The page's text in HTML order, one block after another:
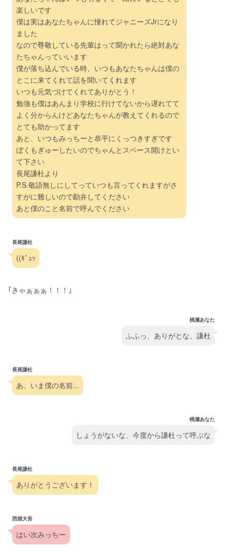
楽しいです
僕は実はあなたちゃんに憧れてジャニーズJrになり
ました
なので尊敬している先輩はって聞かれたら絶対あな
たちゃんっていいます
僕が落ち込んでいる時、いつもあなたちゃんは僕の
とこに来てくれて話を聞いてくれます
いつも元気づけてくれてありがとう！
勉強も僕はあんまり学校に行けてないから遅れてて
よく分からんけどあなたちゃんが教えてくれるので
とても助かってます
あと、いつもみっちーと恭平にくっつきすぎです
ぼくもぎゅーしたいのでちゃんとスペース開けとい
て下さい
長尾謙杜より
P.S.敬語無しにしてっていつも言ってくれますがさ
すがに難しいので勘弁してください
あと僕のこと名前で呼んでください
長尾謙杜
((ｷﾞｭｯ
｢きゃぁぁぁ！！！｣
桃瀬あなた
ふふっ、ありがとな、謙杜
長尾謙杜
あ、いま僕の名前...
桃瀬あなた
しょうがないな、今度から謙杜って呼ぶな
長尾謙杜
ありがとうございます！
西畑大吾
はい次みっちー